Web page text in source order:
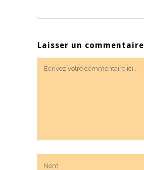
Laisser un commentaire